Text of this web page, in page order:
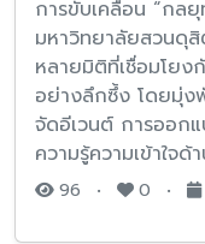
การขับเคลื่อน “กล
มหาวิทยาลัยสวนดุสิ
หลายมิติที่เชื่อมโยง
อย่างลึกซึ้ง โดยมุ่ง
จัดอีเวนต์ การออก
ความรู้ความเข้าใ
96 • 0 •